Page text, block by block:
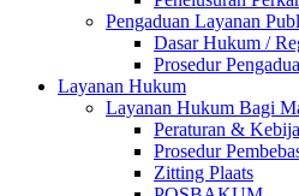
Pengaduan Layanan
Dasar Hukum /
Prosedur
Layanan Hukum
Layanan Hukum Bagi
Peraturan &
Prosedur
Zitting Plaats